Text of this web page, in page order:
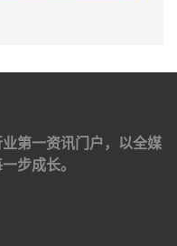
第一资讯门户，以全媒
步成长。